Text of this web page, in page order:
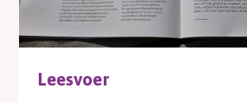
Leesvoer